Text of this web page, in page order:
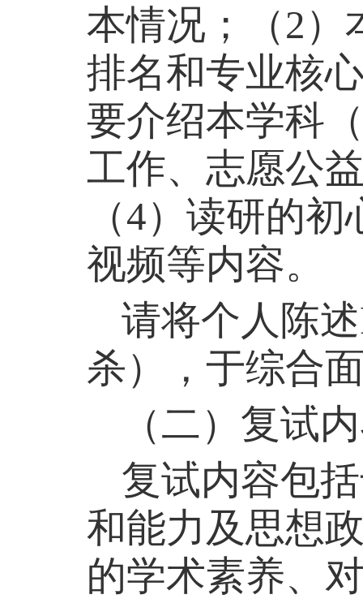
本情况；（2）
排名和专业核
要介绍本学科
工作、志愿公
（4）读研的初
视频等内容。
请将个人陈述
杀），于综合
（二）复试
复试内容包
和能力及思想
的学术素养、